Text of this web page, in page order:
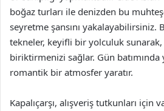
boğaz turları ile denizden bu
seyretme şansını yakalayabilirsiniz.
tekneler, keyifli bir yolculuk
biriktirmenizi sağlar. Gün batımında
romantik bir atmosfer yaratır.
Kapalıçarşı, alışveriş tutkunları için